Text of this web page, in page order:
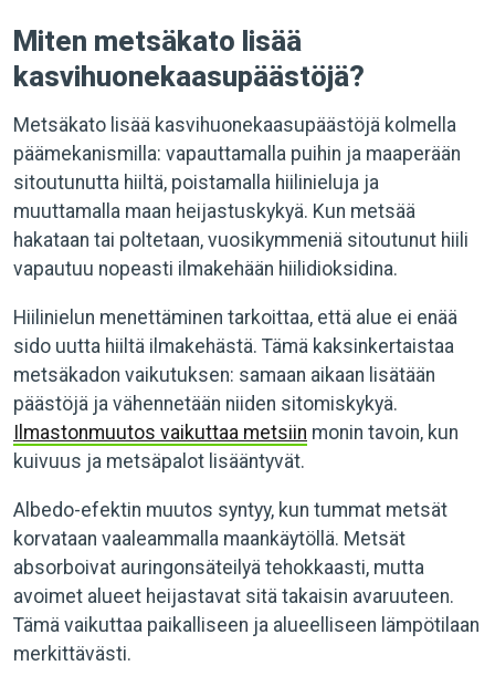
Miten metsäkato lisää
kasvihuonekaasupäästöjä?
Metsäkato lisää kasvihuonekaasupäästöjä kolmella
päämekanismilla: vapauttamalla puihin ja maaperään
sitoutunutta hiiltä, poistamalla hiilinieluja ja
muuttamalla maan heijastuskykyä. Kun metsää
hakataan tai poltetaan, vuosikymmeniä sitoutunut hiili
vapautuu nopeasti ilmakehään hiilidioksidina.
Hiilinielun menettäminen tarkoittaa, että alue ei enää
sido uutta hiiltä ilmakehästä. Tämä kaksinkertaistaa
metsäkadon vaikutuksen: samaan aikaan lisätään
päästöjä ja vähennetään niiden sitomiskykyä.
Ilmastonmuutos vaikuttaa metsiin monin tavoin, kun
kuivuus ja metsäpalot lisääntyvät.
Albedo-efektin muutos syntyy, kun tummat metsät
korvataan vaaleammalla maankäytöllä. Metsät
absorboivat auringonsäteilyä tehokkaasti, mutta
avoimet alueet heijastavat sitä takaisin avaruuteen.
Tämä vaikuttaa paikalliseen ja alueelliseen lämpötilaan
merkittävästi.